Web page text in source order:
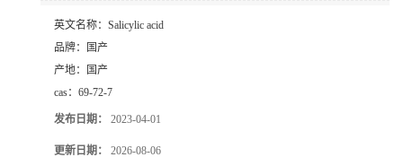
英文名称： Salicylic acid
品牌：
国产
产地：
国产
cas： 69-72-7
发布日期： 2023-04-01
更新日期： 2026-08-06